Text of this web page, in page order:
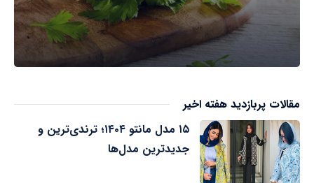
مقالات پربازدید هفته اخیر
۱۵ مدل مانتو ۱۴۰۴؛ ترندی‌ترین و
جدیدترین مدل‌ها